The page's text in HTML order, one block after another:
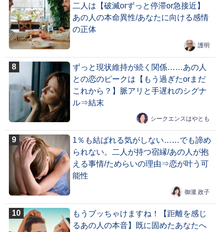
二人は【破滅orずっと停滞or急接近】
あの人の本命異性/あなたに向ける感情
の正体
護明
ずっと現状維持が続く関係……あの人
との恋のピークは【もう過ぎたorまだ
これから？】脈アリと手遅れのシグナ
ル⇒結末
シークエンスはやとも
1％も結ばれる気がしない……でも諦め
られない。二人が持つ宿縁/あの人が抱
える事情/ためらいの理由⇒恋が叶う可
能性
御瀧 政子
もうブッちゃけますね！【距離を感じ
るあの人の本音】既に固めたあなたへ